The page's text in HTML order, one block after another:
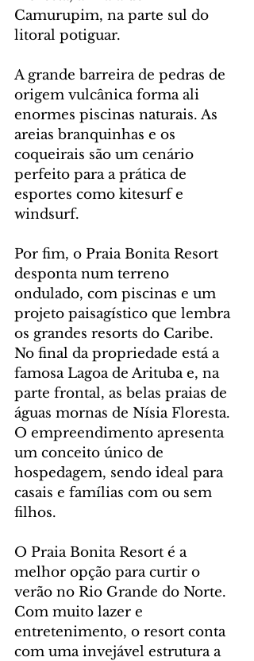
Camurupim, na parte sul do
litoral potiguar.
A grande barreira de pedras de
origem vulcânica forma ali
enormes piscinas naturais. As
areias branquinhas e os
coqueirais são um cenário
perfeito para a prática de
esportes como kitesurf e
windsurf.
Por fim, o Praia Bonita Resort
desponta num terreno
ondulado, com piscinas e um
projeto paisagístico que lembra
os grandes resorts do Caribe.
No final da propriedade está a
famosa Lagoa de Arituba e, na
parte frontal, as belas praias de
águas mornas de Nísia Floresta.
O empreendimento apresenta
um conceito único de
hospedagem, sendo ideal para
casais e famílias com ou sem
filhos.
O Praia Bonita Resort é a
melhor opção para curtir o
verão no Rio Grande do Norte.
Com muito lazer e
entretenimento, o resort conta
com uma invejável estrutura a